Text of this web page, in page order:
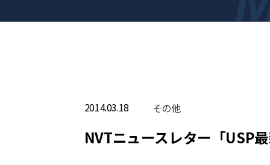
2014.03.18 その他
NVTニュースレター「USP